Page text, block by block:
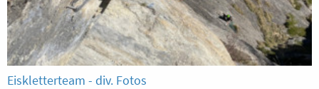
Eiskletterteam - div. Fotos